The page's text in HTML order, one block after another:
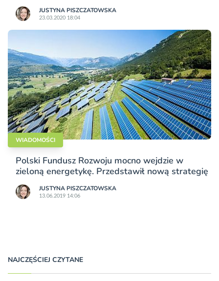
JUSTYNA PISZCZATOWSKA
23.03.2020 18:04
WIADOMOŚCI
Polski Fundusz Rozwoju mocno wejdzie w
zieloną energetykę. Przedstawił nową strategię
JUSTYNA PISZCZATOWSKA
13.06.2019 14:06
NAJCZĘŚCIEJ CZYTANE